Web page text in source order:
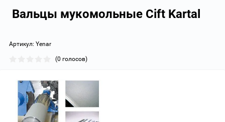
Вальцы мукомольные Cift Kartal
Артикул: Yenar
(0 голосов)